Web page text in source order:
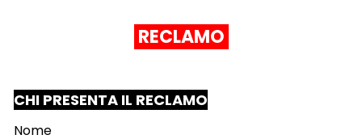
RECLAMO
CHI PRESENTA IL RECLAMO
Nome